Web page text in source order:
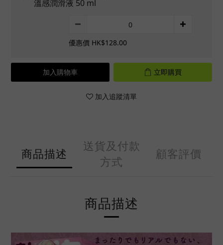
溫感潤滑液 50 ml
優惠價 HK$128.00
加入購物車 立即購買
加入追蹤清單
商品描述
送貨及付款
方式
顧客評價
商品描述